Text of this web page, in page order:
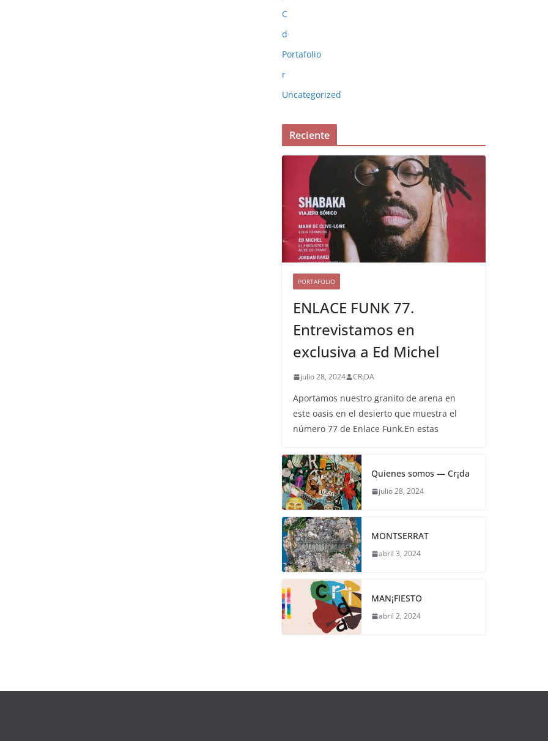
C
d
Portafolio
r
Uncategorized
Reciente
PORTAFOLIO
ENLACE FUNK 77.
Entrevistamos en
exclusiva a Ed Michel
julio 28, 2024 CR¡DA
Aportamos nuestro granito de arena en
este oasis en el desierto que muestra el
número 77 de Enlace Funk.En estas
Quienes somos — Cr¡da
julio 28, 2024
MONTSERRAT
abril 3, 2024
MAN¡FIESTO
abril 2, 2024